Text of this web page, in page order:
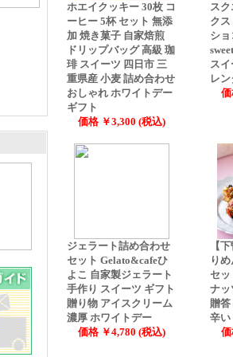
ホエイクッキー 30枚 コ
ーヒー 5杯 セット 無添
加 焼き菓子 自家焙煎
ドリップバッグ 高級 珈
琲 スイーツ 四日市 三
重県産 小麦 詰め合わせ
おしゃれ ホワイトデー
ギフト
価格 ￥3,300 (税込)
ス
ク
シ
ス
レ
価
ジェラート詰め合わせ
セット Gelato&cafeひ
よこ 自家製ジェラート
手作り スイーツ ギフト
贈り物 アイスクリーム
濃厚 ホワイトデー
価格 ￥4,780 (税込)
【
り
セ
ナッ
贈答
辛い
価